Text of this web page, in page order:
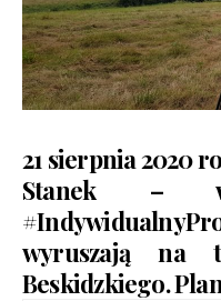
21 sierpnia 2020
Stanek –
wyruszają na
Beskidzkiego.